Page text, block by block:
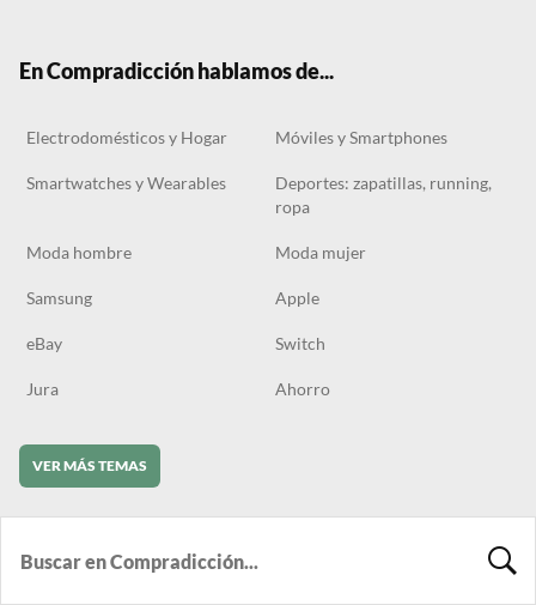
En Compradicción hablamos de...
Electrodomésticos y Hogar Móviles y Smartphones
Smartwatches y Wearables
Deportes: zapatillas, running,
ropa
Moda hombre Moda mujer
Samsung Apple
eBay Switch
Jura Ahorro
VER MÁS TEMAS